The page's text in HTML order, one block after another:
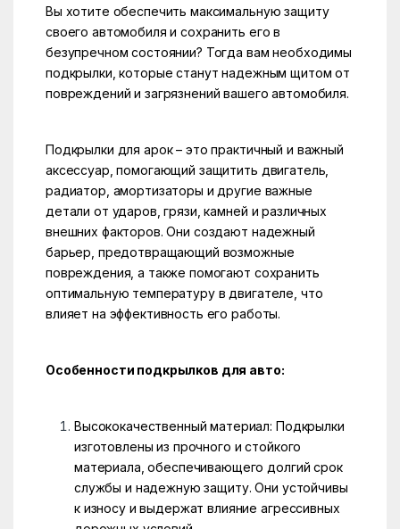
Вы хотите обеспечить максимальную защиту
своего автомобиля и сохранить его в
безупречном состоянии? Тогда вам необходимы
подкрылки, которые станут надежным щитом от
повреждений и загрязнений вашего автомобиля.
Подкрылки для арок – это практичный и важный
аксессуар, помогающий защитить двигатель,
радиатор, амортизаторы и другие важные
детали от ударов, грязи, камней и различных
внешних факторов. Они создают надежный
барьер, предотвращающий возможные
повреждения, а также помогают сохранить
оптимальную температуру в двигателе, что
влияет на эффективность его работы.
Особенности подкрылков для авто:
Высококачественный материал: Подкрылки
изготовлены из прочного и стойкого
материала, обеспечивающего долгий срок
службы и надежную защиту. Они устойчивы
к износу и выдержат влияние агрессивных